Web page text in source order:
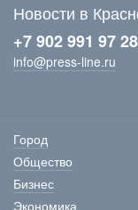
Новости в
+7 902 991 97 28
info@press-line.ru
Город
Общество
Бизнес
Экономика